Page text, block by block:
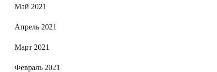
Май 2021
Апрель 2021
Март 2021
Февраль 2021